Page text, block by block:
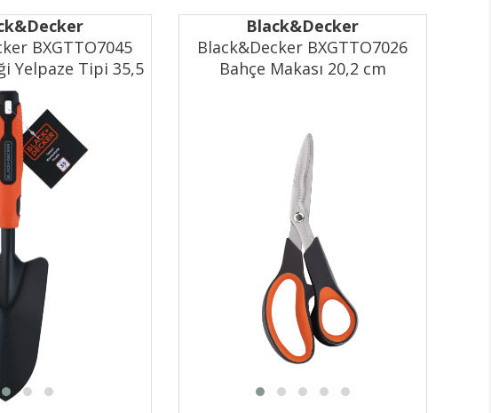
BXGTTO7045
Yelpaze Tipi 35,5
cm
Black&Decker
Black&Decker BXGTTO7026
Bahçe Makası 20,2 cm